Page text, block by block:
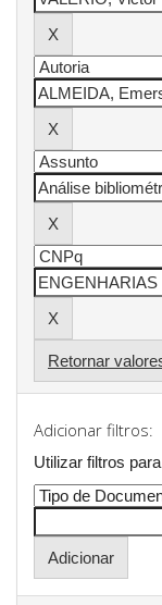
Retornar
Adicionar filtros:
Utilizar filtros